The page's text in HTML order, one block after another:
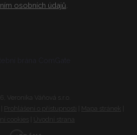
osobních údajů
Veronika Váňová s.r.o.
Prohlášení o přístupnosti Mapa stránek
cookies
Úvodní strana